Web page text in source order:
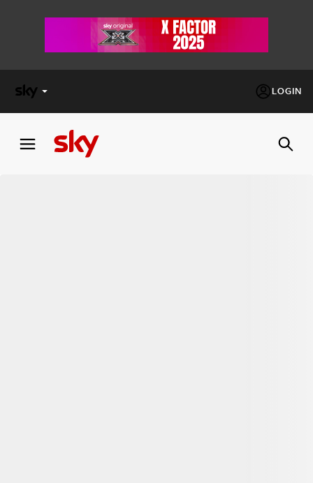
LOGIN
FACTOR